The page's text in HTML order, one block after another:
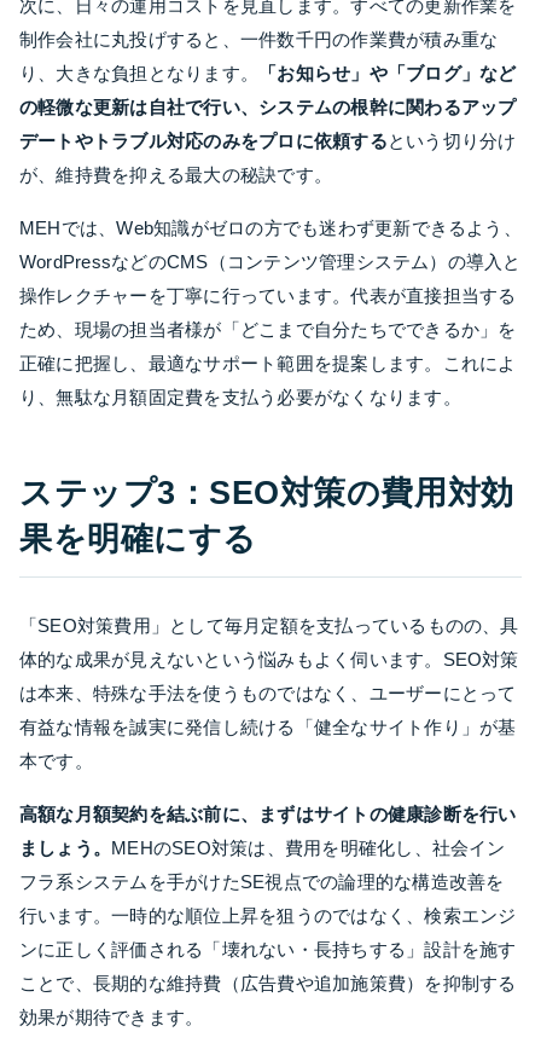
次に、日々の運用コストを見直します。すべての更新作業を
制作会社に丸投げすると、一件数千円の作業費が積み重な
り、大きな負担となります。
「お知らせ」や「ブログ」など
の軽微な更新は自社で行い、システムの根幹に関わるアップ
デートやトラブル対応のみをプロに依頼するという切り分け
が、維持費を抑える最大の秘訣です。
MEHでは、Web知識がゼロの方でも迷わず更新できるよう、
WordPressなどのCMS（コンテンツ管理システム）の導入と
操作レクチャーを丁寧に行っています。代表が直接担当する
ため、現場の担当者様が「どこまで自分たちでできるか」を
正確に把握し、最適なサポート範囲を提案します。これによ
り、無駄な月額固定費を支払う必要がなくなります。
ステップ3：SEO対策の費用対効
果を明確にする
「SEO対策費用」として毎月定額を支払っているものの、具
体的な成果が見えないという悩みもよく伺います。SEO対策
は本来、特殊な手法を使うものではなく、ユーザーにとって
有益な情報を誠実に発信し続ける「健全なサイト作り」が基
本です。
高額な月額契約を結ぶ前に、まずはサイトの健康診断を行い
ましょう。 MEHのSEO対策は、費用を明確化し、社会イン
フラ系システムを手がけたSE視点での論理的な構造改善を
行います。一時的な順位上昇を狙うのではなく、検索エンジ
ンに正しく評価される「壊れない・長持ちする」設計を施す
ことで、長期的な維持費（広告費や追加施策費）を抑制する
効果が期待できます。